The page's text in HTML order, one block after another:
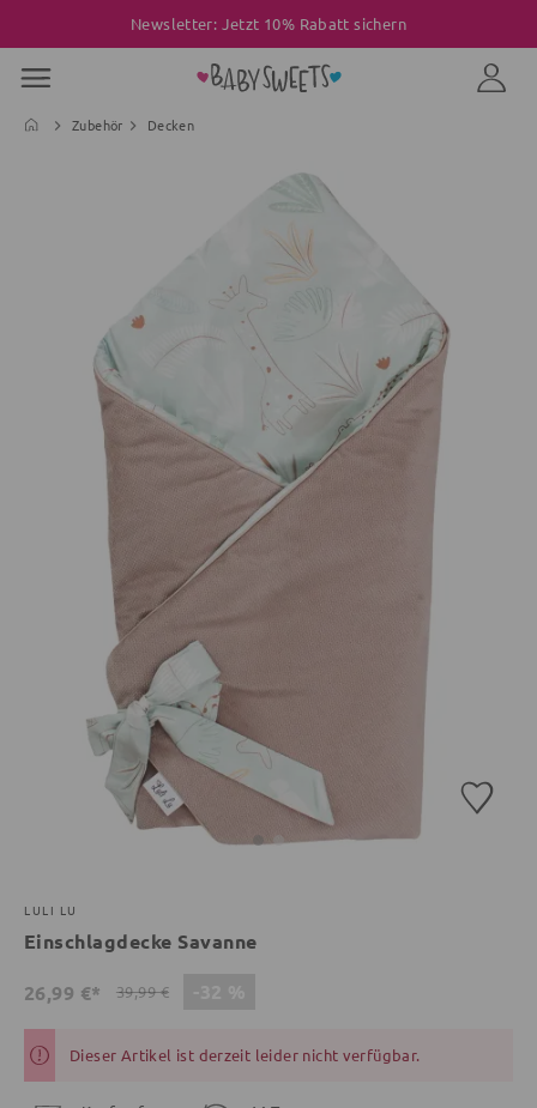
Newsletter: Jetzt 10% Rabatt sichern
Zubehör Decken
LULI LU
Einschlagdecke Savanne
26,99 €* 39,99 €
Dieser Artikel ist derzeit leider nicht verfügbar.